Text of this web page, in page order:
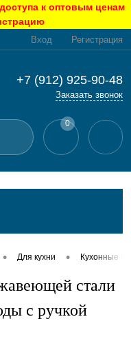
к оптовым ценам
Вход Регистрация
+7 (912) 925-90-48
Заказать звонок
0
• Для кухни • Кухонные
стали
с ручкой